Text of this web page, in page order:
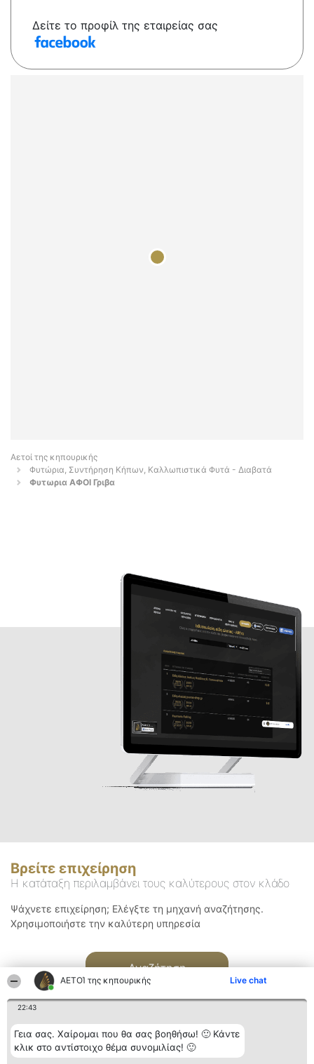
ΑΕΤΟΊ της κηπουρικής Live chat
22:43
Γεια σας. Χαίρομαι που θα σας βοηθήσω! 🙂 Κάντε
κλικ στο αντίστοιχο θέμα συνομιλίας! 🙂
Δείτε το προφίλ της εταιρείας σας
Αετοί της κηπουρικής
Φυτώρια, Συντήρηση Κήπων, Καλλωπιστικά Φυτά - Διαβατά
Φυτωρια ΑΦΟΙ Γριβα
Βρείτε επιχείρηση
Η κατάταξη περιλαμβάνει τους καλύτερους στον κλάδο
Ψάχνετε επιχείρηση; Ελέγξτε τη μηχανή αναζήτησης.
Χρησιμοποιήστε την καλύτερη υπηρεσία
Αναζήτηση